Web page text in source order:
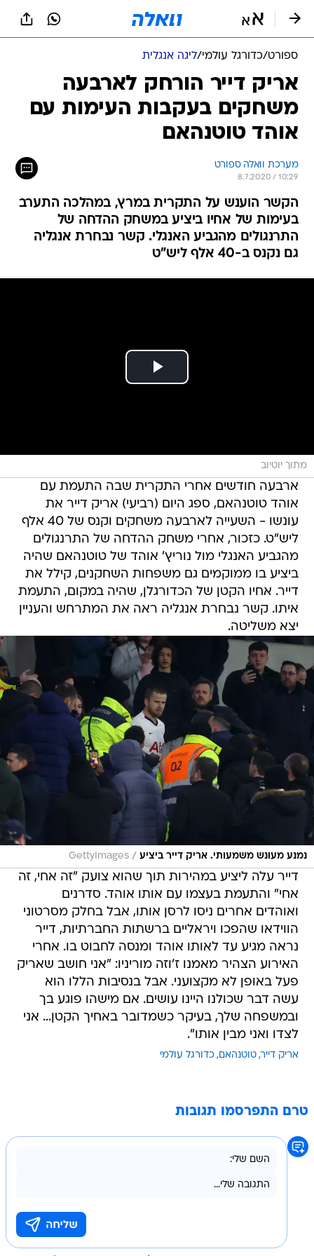
ספורט/כדורגל עולמי/ליגה אנגלית
אריק דייר הורחק לארבעה
משחקים בעקבות העימות עם
אוהד טוטנהאם
מערכת וואלה ספורט
8.7.2020 / 10:29
הקשר הוענש על התקרית במרץ, במהלכה התערב
בעימות של אחיו ביציע במשחק ההדחה של
התרנגולים מהגביע האנגלי. קשר נבחרת אנגליה
גם נקנס ב-40 אלף ליש"ט
מתוך יוטיוב
ארבעה חודשים אחרי התקרית שבה התעמת עם
אוהד טוטנהאם, ספג היום (רביעי) אריק דייר את
עונשו - השעייה לארבעה משחקים וקנס של 40 אלף
ליש"ט. כזכור, אחרי משחק ההדחה של התרנגולים
מהגביע האנגלי מול נוריץ' אוהד של טוטנהאם שהיה
ביציע בו ממוקמים גם משפחות השחקנים, קילל את
דייר. אחיו הקטן של הכדורגלן, שהיה במקום, התעמת
איתו. קשר נבחרת אנגליה ראה את המתרחש והעניין
יצא משליטה.
נמנע מעונש משמעותי. אריק דייר ביציע /
GettyImages
דייר עלה ליציע במהירות תוך שהוא צועק "זה אחי, זה
אחי" והתעמת בעצמו עם אותו אוהד. סדרנים
ואוהדים אחרים ניסו לרסן אותו, אבל בחלק מסרטוני
הווידאו שהפכו ויראליים ברשתות החברתיות, דייר
נראה מגיע עד לאותו אוהד ומנסה לחבוט בו. אחרי
האירוע הצהיר מאמנו ז'וזה מוריניו: "אני חושב שאריק
פעל באופן לא מקצועני. אבל בנסיבות הללו הוא
עשה דבר שכולנו היינו עושים. אם מישהו פוגע בך
ובמשפחה שלך, בעיקר כשמדובר באחיך הקטן... אני
לצדו ואני מבין אותו".
אריק דייר טוטנהאם כדורגל עולמי
טרם התפרסמו תגובות